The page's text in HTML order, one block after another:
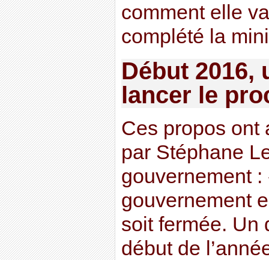
comment elle
complété la
Début 2016,
lancer le
Ces propos ont
par Stéphane
gouvernement :
gouvernement
soit fermée. Un
début de